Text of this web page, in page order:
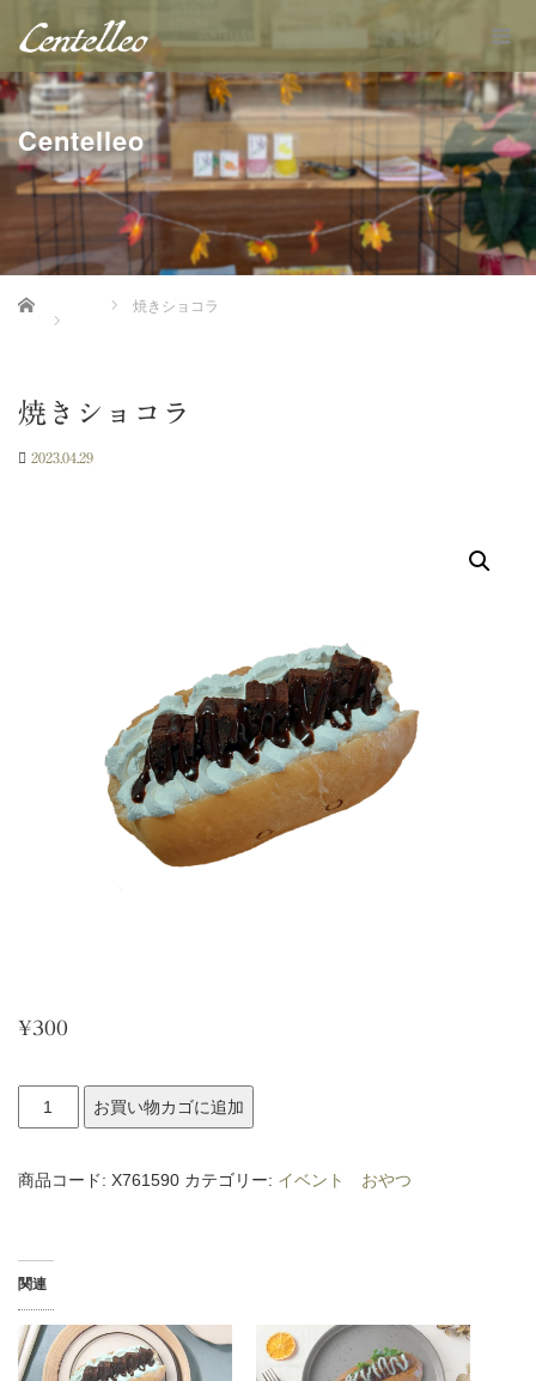
Centelleo
Home 焼きショコラ
焼きショコラ
2023.04.29
¥300
シ
ラ
お買い物カゴに追加
商品コード: X761590 カテゴリー: イベント おやつ
関連